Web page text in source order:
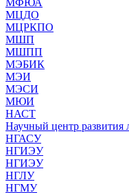
МЦДО
МЦРКПО
МШП
МШПП
МЭБИК
МЭИ
МЭСИ
МЮИ
НАСТ
Научный центр
НГАСУ
НГИЭУ
НГИЭУ
НГЛУ
НГМУ